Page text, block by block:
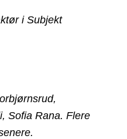
i Subjekt
Sofia Rana. Flere